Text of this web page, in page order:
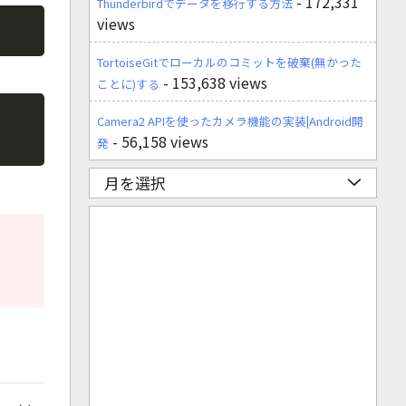
views
TortoiseGitでローカルのコミットを破棄(無かった
ことに)する - 153,638 views
Camera2 APIを使ったカメラ機能の実装|Android開
発 - 56,158 views
月を選択